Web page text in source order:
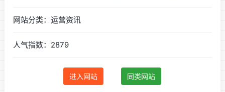
网站分类：运营资讯
人气指数：2879
进入网站 同类网站